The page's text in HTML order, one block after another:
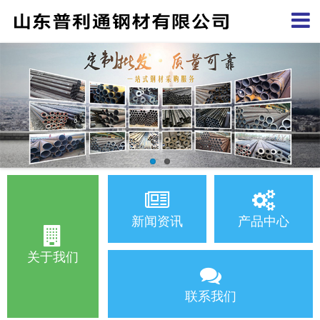
关于我们
新闻资讯 产品中心
联系我们